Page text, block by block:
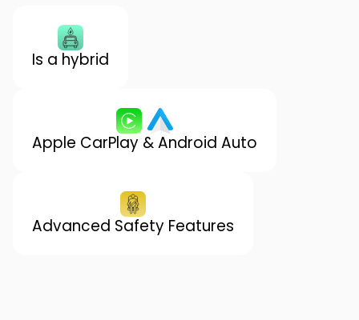
Is a hybrid
Apple CarPlay & Android Auto
Advanced Safety Features